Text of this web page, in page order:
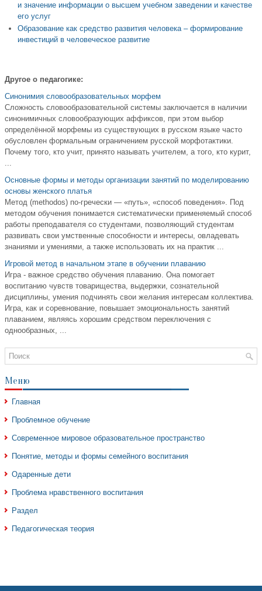
и значение информации о высшем учебном заведении и качестве
его услуг
Образование как средство развития человека – формирование
инвестиций в человеческое развитие
Другое о педагогике:
Синонимия словообразовательных морфем
Сложность словообразовательной системы заключается в наличии
синонимичных словообразующих аффиксов, при этом выбор
определённой морфемы из существующих в русском языке часто
обусловлен формальным ограничением русской морфотактики.
Почему того, кто учит, принято называть учителем, а того, кто курит,
...
Основные формы и методы организации занятий по моделированию
основы женского платья
Метод (methodos) по-гречески — «путь», «способ поведения». Под
методом обучения понимается систематически применяемый способ
работы преподавателя со студентами, позволяющий студентам
развивать свои умственные способности и интересы, овладевать
знаниями и умениями, а также использовать их на практик ...
Игровой метод в начальном этапе в обучении плаванию
Игра - важное средство обучения плаванию. Она помогает
воспитанию чувств товарищества, выдержки, сознательной
дисциплины, умения подчинять свои желания интересам коллектива.
Игра, как и соревнование, повышает эмоциональность занятий
плаванием, являясь хорошим средством переключения с
однообразных, ...
Меню
Главная
Проблемное обучение
Современное мировое образовательное пространство
Понятие, методы и формы семейного воспитания
Одаренные дети
Проблема нравственного воспитания
Раздел
Педагогическая теория